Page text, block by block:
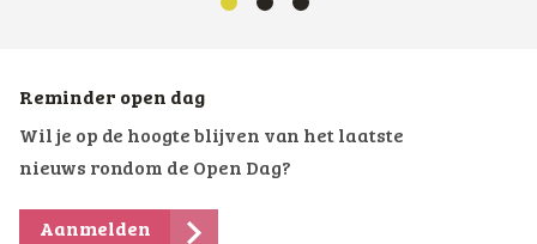
Reminder open dag
Wil je op de hoogte blijven van het laatste
nieuws rondom de Open Dag?
Aanmelden